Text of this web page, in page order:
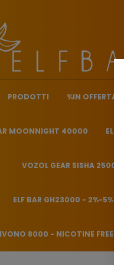
PRODOTTI %IN OFFERTA%
MOONNIGHT 40000 ELF
VOZOL GEAR SISHA 25000
ELF BAR GH23000 - 2%-5%
8000 - NICOTINE FREE 0%